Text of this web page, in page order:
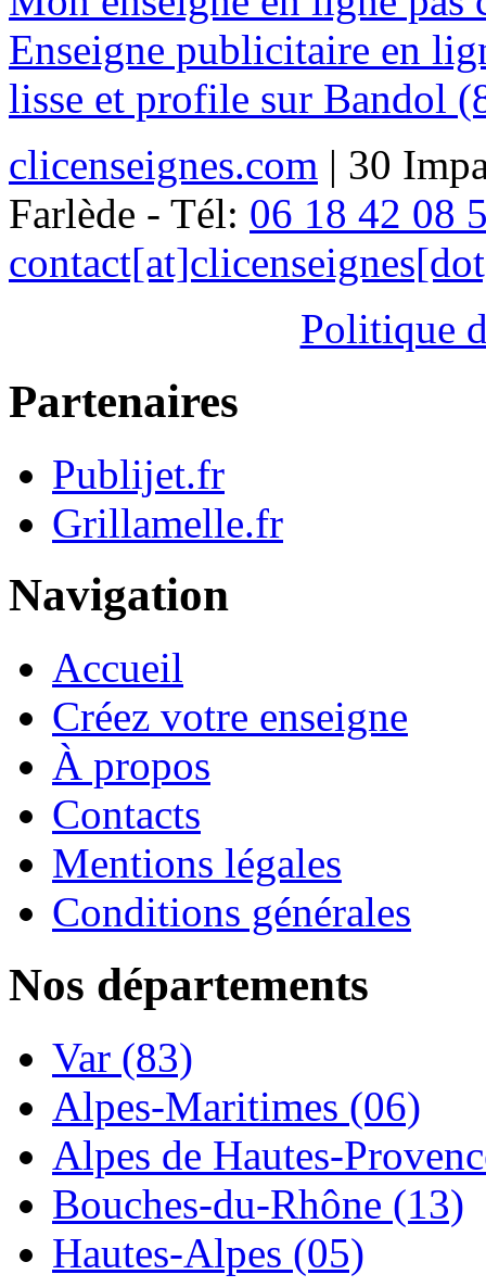
Enseigne publicitaire en
lisse et profile sur Bandol
clicenseignes.com | 30
Farlède - Tél: 06 18 42 08
Politique
Partenaires
Publijet.fr
Grillamelle.fr
Navigation
Accueil
Créez votre enseigne
À propos
Contacts
Mentions légales
Conditions générales
Nos départements
Var (83)
Alpes-Maritimes (06)
Alpes de Hautes-
Bouches-du-Rhône (13)
Hautes-Alpes (05)